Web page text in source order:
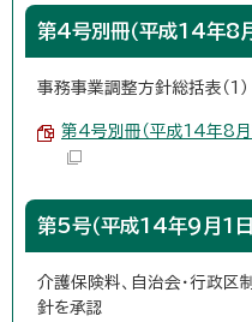
第4号別冊（平成14年8
事務事業調整方針総括表（1）
第4号別冊（平成14年8
第5号（平成14年9月1日
介護保険料、自治会・行政
針を承認